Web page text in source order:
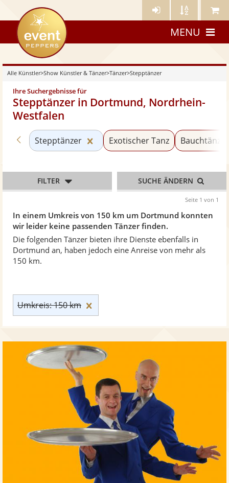
Künstler- Künstler Meine
eventpeppers
MENU
Alle Künstler>Show Künstler & Tänzer>Tänzer>Stepptänzer
Ihre Suchergebnisse für
Stepptänzer in Dortmund, Nordrhein-
Westfalen
In einem Umkreis von 150 km um Dortmund konnten
wir leider keine passenden Tänzer finden.
Die folgenden Tänzer bieten ihre Dienste ebenfalls in
Dortmund an, haben jedoch eine Anreise von mehr als
150 km.
Zurück zu «Tänzer»
Stepptänzer Kategorie «Stepptänzer»
Exotischer Tanz Bauchtänzer
Umkreis: 150 km
FILTER SUCHE ÄNDERN
Seite 1 von 1